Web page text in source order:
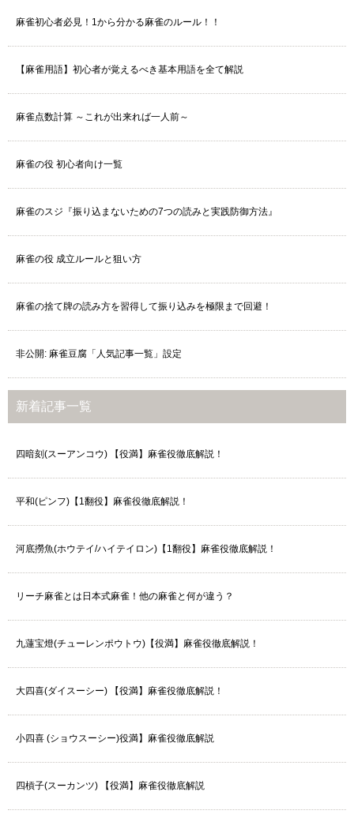
麻雀初心者必見！1から分かる麻雀のルール！！
【麻雀用語】初心者が覚えるべき基本用語を全て解説
麻雀点数計算 ～これが出来れば一人前～
麻雀の役 初心者向け一覧
麻雀のスジ『振り込まないための7つの読みと実践防御方法』
麻雀の役 成立ルールと狙い方
麻雀の捨て牌の読み方を習得して振り込みを極限まで回避！
非公開: 麻雀豆腐「人気記事一覧」設定
新着記事一覧
四暗刻(スーアンコウ) 【役満】麻雀役徹底解説！
平和(ピンフ)【1翻役】麻雀役徹底解説！
河底撈魚(ホウテイ/ハイテイロン)【1翻役】麻雀役徹底解説！
リーチ麻雀とは日本式麻雀！他の麻雀と何が違う？
九蓮宝燈(チューレンポウトウ)【役満】麻雀役徹底解説！
大四喜(ダイスーシー) 【役満】麻雀役徹底解説！
小四喜 (ショウスーシー)役満】麻雀役徹底解説
四槓子(スーカンツ) 【役満】麻雀役徹底解説